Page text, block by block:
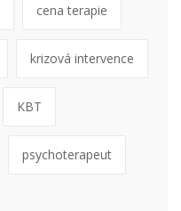
cena terapie
krizová intervence
KBT
psychoterapeut